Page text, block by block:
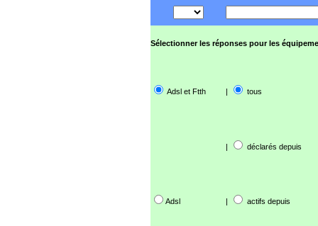
Sélectionner les réponses pour les
Adsl et Ftth | tous
| déclarés depuis
Adsl | actifs depuis